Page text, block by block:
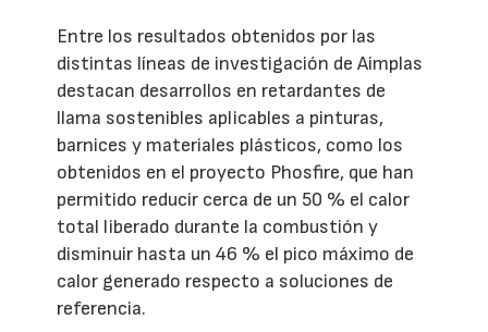
Entre los resultados obtenidos por las
distintas líneas de investigación de Aimplas
destacan desarrollos en retardantes de
llama sostenibles aplicables a pinturas,
barnices y materiales plásticos, como los
obtenidos en el proyecto Phosfire, que han
permitido reducir cerca de un 50 % el calor
total liberado durante la combustión y
disminuir hasta un 46 % el pico máximo de
calor generado respecto a soluciones de
referencia.